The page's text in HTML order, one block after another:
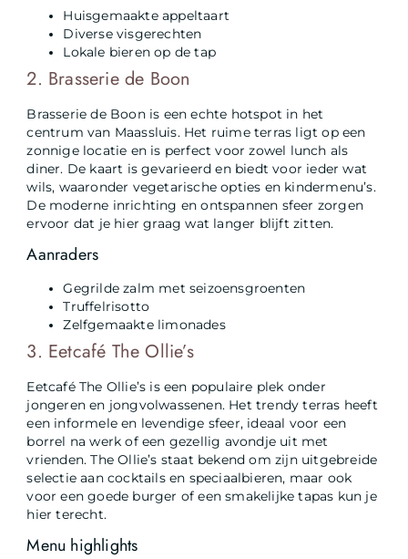
Huisgemaakte appeltaart
Diverse visgerechten
Lokale bieren op de tap
2. Brasserie de Boon
Brasserie de Boon is een echte hotspot in het
centrum van Maassluis. Het ruime terras ligt op een
zonnige locatie en is perfect voor zowel lunch als
diner. De kaart is gevarieerd en biedt voor ieder wat
wils, waaronder vegetarische opties en kindermenu’s.
De moderne inrichting en ontspannen sfeer zorgen
ervoor dat je hier graag wat langer blijft zitten.
Aanraders
Gegrilde zalm met seizoensgroenten
Truffelrisotto
Zelfgemaakte limonades
3. Eetcafé The Ollie’s
Eetcafé The Ollie’s is een populaire plek onder
jongeren en jongvolwassenen. Het trendy terras heeft
een informele en levendige sfeer, ideaal voor een
borrel na werk of een gezellig avondje uit met
vrienden. The Ollie’s staat bekend om zijn uitgebreide
selectie aan cocktails en speciaalbieren, maar ook
voor een goede burger of een smakelijke tapas kun je
hier terecht.
Menu highlights